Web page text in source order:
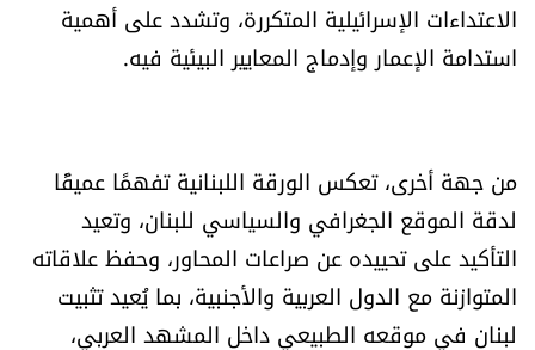
الاعتداءات الإسرائيلية المتكررة، وتشدد على أهمية
استدامة الإعمار وإدماج المعايير البيئية فيه.
من جهة أخرى، تعكس الورقة اللبنانية تفهمًا عميقًا
لدقة الموقع الجغرافي والسياسي للبنان، وتعيد
التأكيد على تحييده عن صراعات المحاور، وحفظ علاقاته
المتوازنة مع الدول العربية والأجنبية، بما يُعيد تثبيت
لبنان في موقعه الطبيعي داخل المشهد العربي،